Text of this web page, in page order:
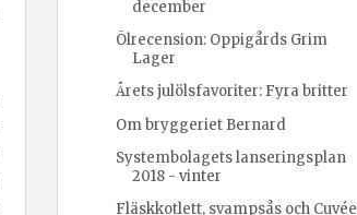
december
Ölrecension: Oppigårds Grim
Lager
Årets julölsfavoriter: Fyra britter
Om bryggeriet Bernard
Systembolagets lanseringsplan
2018 - vinter
Fläskkotlett, svampsås och Cuvée